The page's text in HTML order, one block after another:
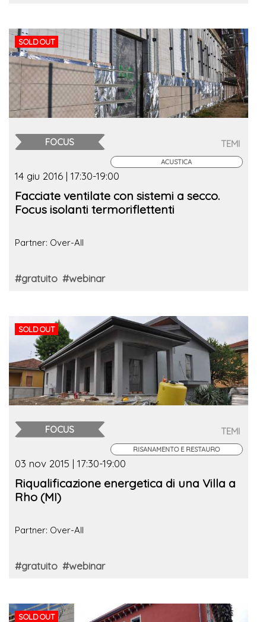
SOLD OUT
FOCUS TEMI
ACUSTICA
14 giu 2016 | 17:30-19:00
Facciate ventilate con sistemi a secco.
Focus isolanti termoriflettenti
Partner: Over-All
#gratuito #webinar
SOLD OUT
FOCUS TEMI
RISANAMENTO E RESTAURO
03 nov 2015 | 17:30-19:00
Riqualificazione energetica di una Villa a
Rho (MI)
Partner: Over-All
#gratuito #webinar
SOLD OUT